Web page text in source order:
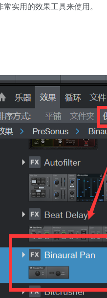
实用的效果工具来使用。